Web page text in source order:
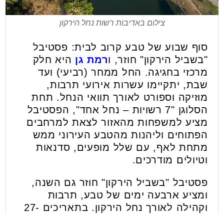
צילום באדיבות רשות נחל הירקון
סוף שבוע של טבע קרוב לבית: פסטיבל
"בשביל הירקון" חוזר, ורמת גן היא חלק
מרכזי בחגיגה. החל ממחר (רביעי) ועד
שבת, יתקיימו עשרות אירועי תרבות,
מוזיקה וספורט לאורך תוואי הנחל. תחת
הסלוגן "7 רשויות – נחל אחד", הפסטיבל
מציע למשפחות מהאזור לצאת למרחבים
הפתוחים וליהנות מהטבע העירוני ממש
מתחת לאף, עם שלל מופעים, סדנאות
וטיולים מודרכים.
פסטיבל "בשביל הירקון" חוזר גם השנה,
ומציע ארבעה ימים של טבע, תרבות
וקהילה לאורך נחל הירקון. בתאריכים 27-